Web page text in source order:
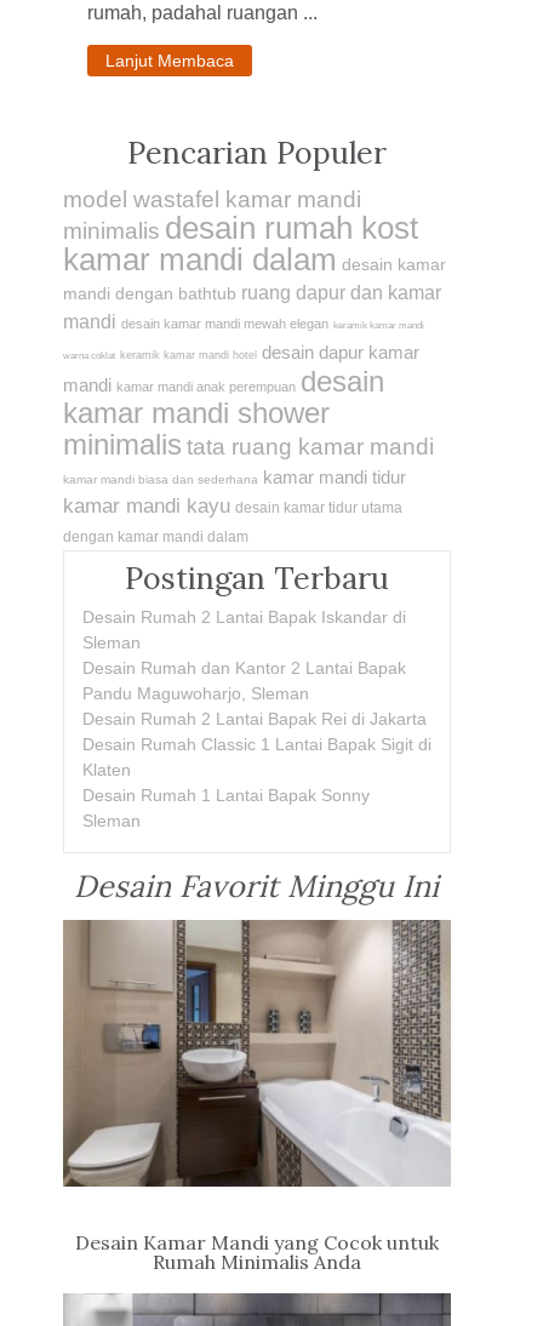
rumah, padahal ruangan ...
Lanjut Membaca
Pencarian Populer
model wastafel kamar mandi
minimalis desain rumah kost
kamar mandi dalam desain kamar
mandi dengan bathtub ruang dapur dan kamar
mandi desain kamar mandi mewah elegan keramik kamar mandi
warna coklat keramik kamar mandi hotel desain dapur kamar
mandi kamar mandi anak perempuan desain
kamar mandi shower
minimalis tata ruang kamar mandi
kamar mandi biasa dan sederhana kamar mandi tidur
kamar mandi kayu desain kamar tidur utama
dengan kamar mandi dalam
Postingan Terbaru
Desain Rumah 2 Lantai Bapak Iskandar di
Sleman
Desain Rumah dan Kantor 2 Lantai Bapak
Pandu Maguwoharjo, Sleman
Desain Rumah 2 Lantai Bapak Rei di Jakarta
Desain Rumah Classic 1 Lantai Bapak Sigit di
Klaten
Desain Rumah 1 Lantai Bapak Sonny
Sleman
Desain Favorit Minggu Ini
Desain Kamar Mandi yang Cocok untuk
Rumah Minimalis Anda